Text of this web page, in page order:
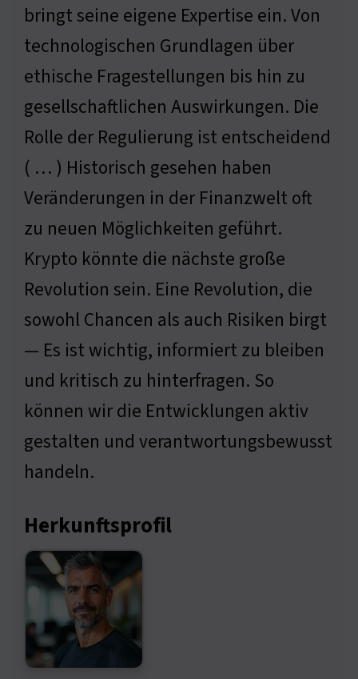
bringt seine eigene Expertise ein. Von
technologischen Grundlagen über
ethische Fragestellungen bis hin zu
gesellschaftlichen Auswirkungen. Die
Rolle der Regulierung ist entscheidend
( … ) Historisch gesehen haben
Veränderungen in der Finanzwelt oft
zu neuen Möglichkeiten geführt.
Krypto könnte die nächste große
Revolution sein. Eine Revolution, die
sowohl Chancen als auch Risiken birgt
— Es ist wichtig, informiert zu bleiben
und kritisch zu hinterfragen. So
können wir die Entwicklungen aktiv
gestalten und verantwortungsbewusst
handeln.
Herkunftsprofil